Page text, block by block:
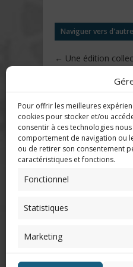
Pour offrir les meilleures
cookies pour stocker et/ou
consentir à ces technologies
comportement de navigation ou
ou de retirer son consentement
caractéristiques et fonctions.
Fonctionnel
Statistiques
Marketing
Naviguer vers
← Une édition
Imerod.fr est un site
l'univers du jeu
reproduction
sans autorisation
interdite.
Mentions légales